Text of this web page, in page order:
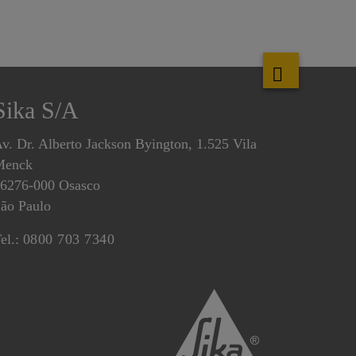
S/A
Dr. Alberto Jackson Byington, 1.525 Vila
000 Osasco
Paulo
0800 703 7340